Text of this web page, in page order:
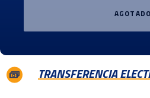
AGOTADO
TRANSFERENCIA